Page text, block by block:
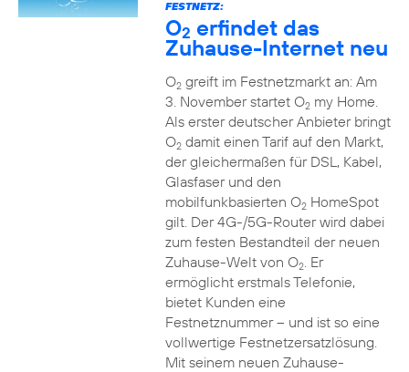
FESTNETZ:
O2 erfindet das
Zuhause-Internet neu
O2greift im Festnetzmarkt an: Am
3. November startet O2my Home.
Als erster deutscher Anbieter bringt
O2damit einen Tarif auf den Markt,
der gleichermaßen für DSL, Kabel,
Glasfaser und den
mobilfunkbasierten O2HomeSpot
gilt. Der 4G-/5G-Router wird dabei
zum festen Bestandteil der neuen
Zuhause-Welt von O2. Er
ermöglicht erstmals Telefonie,
bietet Kunden eine
Festnetznummer – und ist so eine
vollwertige Festnetzersatzlösung.
Mit seinem neuen Zuhause-